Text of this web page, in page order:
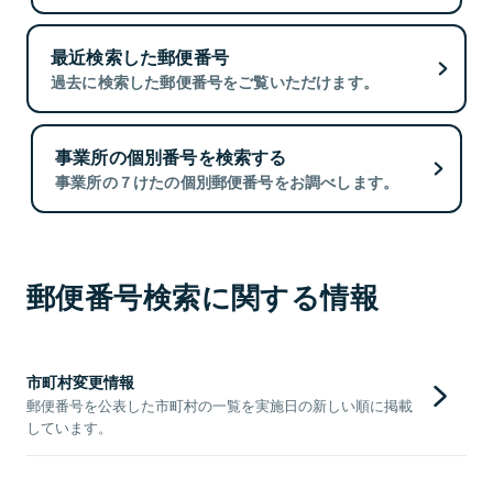
最近検索した郵便番号
過去に検索した郵便番号をご覧いただけます。
事業所の個別番号を検索する
事業所の７けたの個別郵便番号をお調べします。
郵便番号検索に関する情報
市町村変更情報
郵便番号を公表した市町村の一覧を実施日の新しい順に掲載
しています。